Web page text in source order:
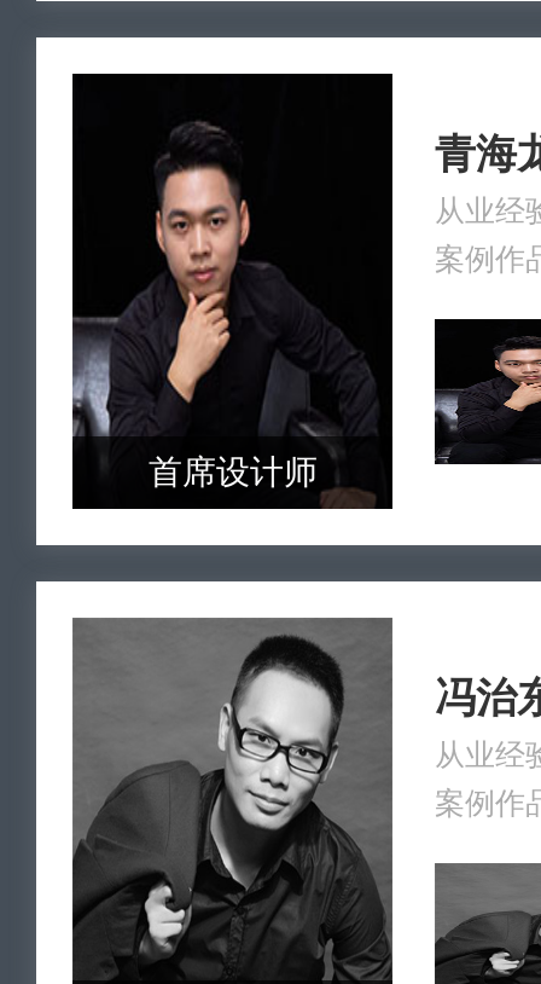
青海
从业经
案例作
首席设计师
冯治
从业经
案例作